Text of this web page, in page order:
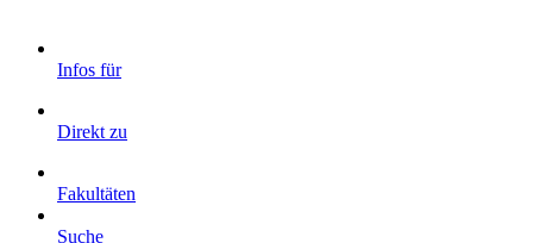
Infos für
Direkt zu
Fakultäten
Suche